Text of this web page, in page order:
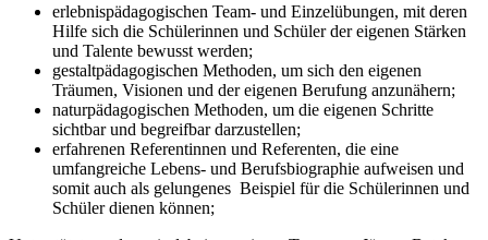
erlebnispädagogischen Team- und Einzelübungen, mit deren
Hilfe sich die Schülerinnen und Schüler der eigenen Stärken
und Talente bewusst werden;
gestaltpädagogischen Methoden, um sich den eigenen
Träumen, Visionen und der eigenen Berufung anzunähern;
naturpädagogischen Methoden, um die eigenen Schritte
sichtbar und begreifbar darzustellen;
erfahrenen Referentinnen und Referenten, die eine
umfangreiche Lebens- und Berufsbiographie aufweisen und
somit auch als gelungenes Beispiel für die Schülerinnen und
Schüler dienen können;